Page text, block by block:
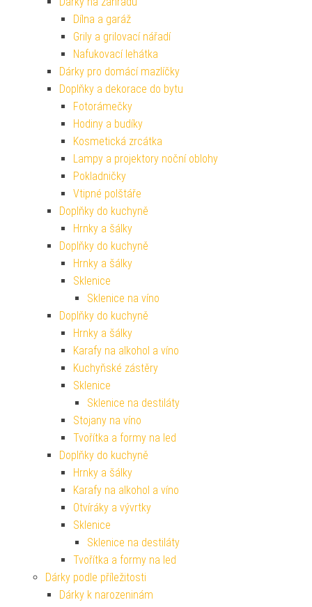
Dílna a garáž
Grily a grilovací nářadí
Nafukovací lehátka
Dárky pro domácí mazlíčky
Doplňky a dekorace do bytu
Fotorámečky
Hodiny a budíky
Kosmetická zrcátka
Lampy a projektory noční oblohy
Pokladničky
Vtipné polštáře
Doplňky do kuchyně
Hrnky a šálky
Doplňky do kuchyně
Hrnky a šálky
Sklenice
Sklenice na víno
Doplňky do kuchyně
Hrnky a šálky
Karafy na alkohol a víno
Kuchyňské zástěry
Sklenice
Sklenice na destiláty
Stojany na víno
Tvořítka a formy na led
Doplňky do kuchyně
Hrnky a šálky
Karafy na alkohol a víno
Otvíráky a vývrtky
Sklenice
Sklenice na destiláty
Tvořítka a formy na led
Dárky podle příležitosti
Dárky k narozeninám